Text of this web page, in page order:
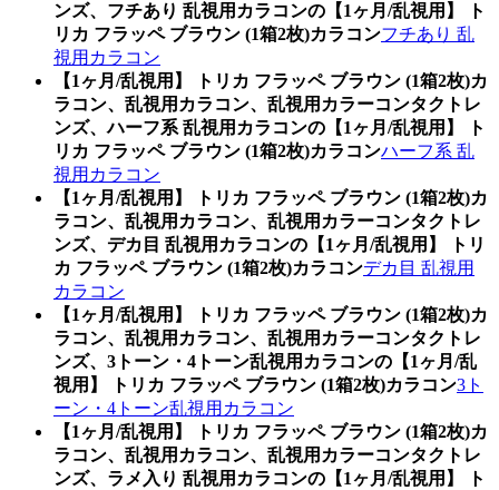
ンズ、フチあり 乱視用カラコンの【1ヶ月/乱視用】 ト
リカ フラッペ ブラウン (1箱2枚)カラコンフチあり 乱
視用カラコン
【1ヶ月/乱視用】 トリカ フラッペ ブラウン (1箱2枚)カ
ラコン、乱視用カラコン、乱視用カラーコンタクトレ
ンズ、ハーフ系 乱視用カラコンの【1ヶ月/乱視用】 ト
リカ フラッペ ブラウン (1箱2枚)カラコンハーフ系 乱
視用カラコン
【1ヶ月/乱視用】 トリカ フラッペ ブラウン (1箱2枚)カ
ラコン、乱視用カラコン、乱視用カラーコンタクトレ
ンズ、デカ目 乱視用カラコンの【1ヶ月/乱視用】 トリ
カ フラッペ ブラウン (1箱2枚)カラコンデカ目 乱視用
カラコン
【1ヶ月/乱視用】 トリカ フラッペ ブラウン (1箱2枚)カ
ラコン、乱視用カラコン、乱視用カラーコンタクトレ
ンズ、3トーン・4トーン乱視用カラコンの【1ヶ月/乱
視用】 トリカ フラッペ ブラウン (1箱2枚)カラコン3ト
ーン・4トーン乱視用カラコン
【1ヶ月/乱視用】 トリカ フラッペ ブラウン (1箱2枚)カ
ラコン、乱視用カラコン、乱視用カラーコンタクトレ
ンズ、ラメ入り 乱視用カラコンの【1ヶ月/乱視用】 ト